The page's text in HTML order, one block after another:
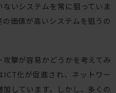
いシステムを常に狙っていま
価値が高いシステムを狙うの
撃が容易かどうかを考えてみ
ICT化が促進され、ネットワー
しています。しかし、多くの